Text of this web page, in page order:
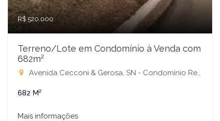
R$ 520.000
Terreno/Lote em Condomínio à Venda com
682m²
Avenida Cecconi & Gerosa, SN - Condomínio Recanto do Lago, São José do Rio Preto-SP
682 M²
Mais informações